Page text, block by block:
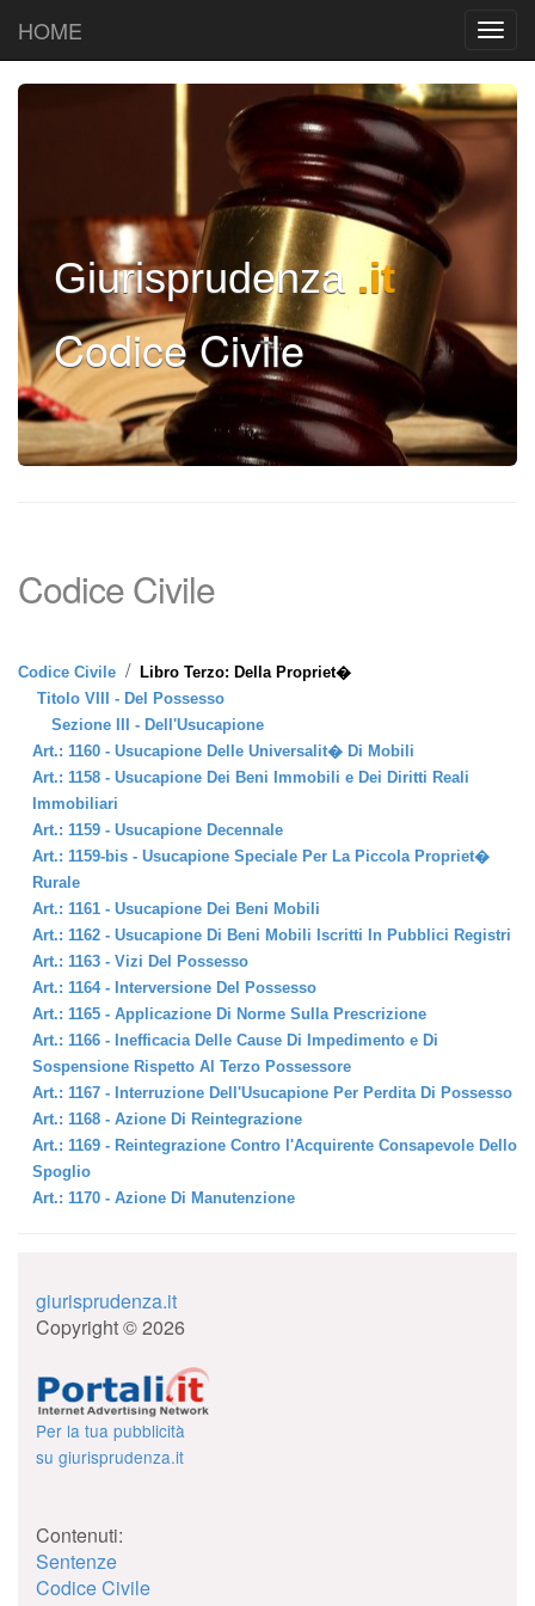
HOME
Giurisprudenza .it
Codice Civile
Codice Civile
Codice Civile / Libro Terzo: Della Propriet�
Titolo VIII - Del Possesso
Sezione III - Dell'Usucapione
Art.: 1160 - Usucapione Delle Universalit� Di Mobili
Art.: 1158 - Usucapione Dei Beni Immobili e Dei Diritti Reali
Immobiliari
Art.: 1159 - Usucapione Decennale
Art.: 1159-bis - Usucapione Speciale Per La Piccola Propriet�
Rurale
Art.: 1161 - Usucapione Dei Beni Mobili
Art.: 1162 - Usucapione Di Beni Mobili Iscritti In Pubblici Registri
Art.: 1163 - Vizi Del Possesso
Art.: 1164 - Interversione Del Possesso
Art.: 1165 - Applicazione Di Norme Sulla Prescrizione
Art.: 1166 - Inefficacia Delle Cause Di Impedimento e Di
Sospensione Rispetto Al Terzo Possessore
Art.: 1167 - Interruzione Dell'Usucapione Per Perdita Di Possesso
Art.: 1168 - Azione Di Reintegrazione
Art.: 1169 - Reintegrazione Contro l'Acquirente Consapevole Dello
Spoglio
Art.: 1170 - Azione Di Manutenzione
giurisprudenza.it
Copyright © 2026
Per la tua pubblicità
su giurisprudenza.it
Contenuti:
Sentenze
Codice Civile